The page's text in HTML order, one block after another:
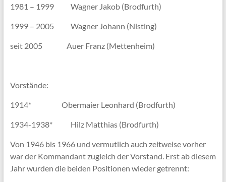
1981 – 1999 Wagner Jakob (Brodfurth)
1999 – 2005 Wagner Johann (Nisting)
seit 2005 Auer Franz (Mettenheim)
Vorstände:
1914* Obermaier Leonhard (Brodfurth)
1934-1938* Hilz Matthias (Brodfurth)
Von 1946 bis 1966 und vermutlich auch zeitweise vorher
war der Kommandant zugleich der Vorstand. Erst ab diesem
Jahr wurden die beiden Positionen wieder getrennt: